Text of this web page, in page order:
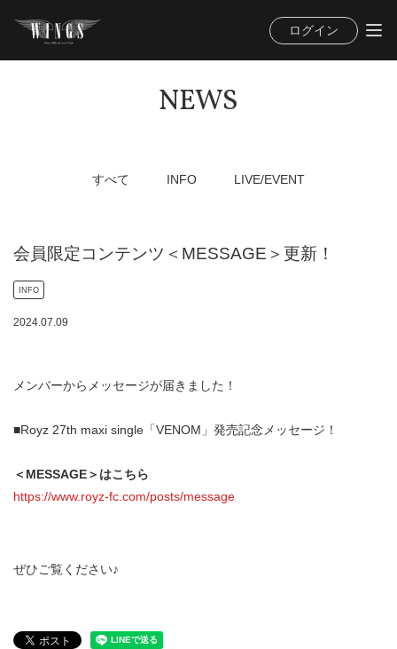
ログイン
NEWS
すべて INFO LIVE/EVENT
会員限定コンテンツ＜MESSAGE＞更新！
2024.07.09
INFO
メンバーからメッセージが届きました！
■Royz 27th maxi single「VENOM」発売記念メッセージ！
＜MESSAGE＞はこちら
https://www.royz-fc.com/posts/message
ぜひご覧ください♪